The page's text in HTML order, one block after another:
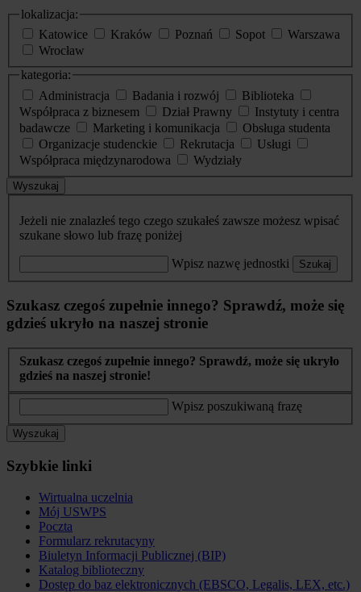
lokalizacja:
Katowice
Kraków Poznań Sopot
Warszawa
Wrocław
kategoria:
Administracja
Badania i rozwój
Biblioteka
Współpraca z biznesem
Dział Prawny
Instytuty i centra
badawcze
Marketing i komunikacja
Obsługa studenta
Organizacje studenckie
Rekrutacja
Usługi
Współpraca międzynarodowa
Wydziały
Wyszukaj
Jeżeli nie znalazłeś tego czego szukałeś zawsze możesz wpisać
szukane słowo lub frazę poniżej
Wpisz nazwę jednostki Szukaj
Szukasz czegoś zupełnie innego? Sprawdź, może się
gdzieś ukryło na naszej stronie
Szukasz czegoś zupełnie innego? Sprawdź, może się ukryło
gdzieś na naszej stronie!
Wpisz poszukiwaną frazę
Wyszukaj
Szybkie linki
Wirtualna uczelnia
Mój USWPS
Poczta
Formularz rekrutacyny
Biuletyn Informacji Publicznej (BIP)
Katalog biblioteczny
Dostęp do baz elektronicznych (EBSCO, Legalis, LEX, etc.)